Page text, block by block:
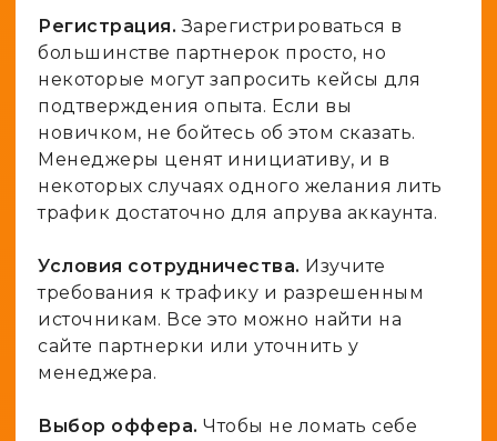
Регистрация.Зарегистрироваться в
большинстве партнерок просто, но
некоторые могут запросить кейсы для
подтверждения опыта. Если вы
новичком, не бойтесь об этом сказать.
Менеджеры ценят инициативу, и в
некоторых случаях одного желания лить
трафик достаточно для апрува аккаунта.
Условия сотрудничества. Изучите
требования к трафику и разрешенным
источникам. Все это можно найти на
сайте партнерки или уточнить у
менеджера.
Выбор оффера. Чтобы не ломать себе